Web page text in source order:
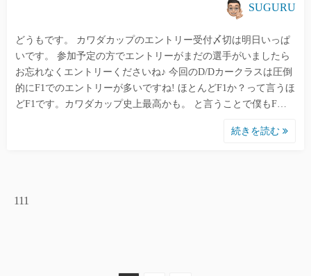
SUGURU
どうもです。 カワダカップのエントリー受付〆切は明日いっぱ
いです。 参加予定の方でエントリーがまだの選手がいましたら
お忘れなくエントリーくださいね♪ 今回のD/Dカークラスは圧倒
的にF1でのエントリーが多いですね! ほとんどF1か？って言うほ
どF1です。カワダカップ史上最高かも。 と言うことで僕もF…
続きを読む
111